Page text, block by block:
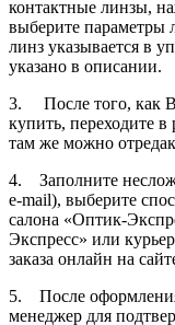
контактные линзы,
выберите параметры
линз указывается в
указано в описании.
3. После того, как
купить, переходите в
там же можно
4. Заполните
e-mail), выберите
салона «Оптик-
Экспресс» или
заказа онлайн на
5. После
менеджер для